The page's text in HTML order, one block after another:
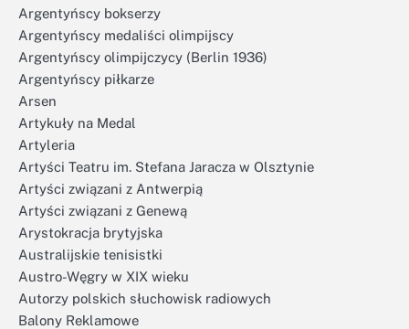
Argentyńscy bokserzy
Argentyńscy medaliści olimpijscy
Argentyńscy olimpijczycy (Berlin 1936)
Argentyńscy piłkarze
Arsen
Artykuły na Medal
Artyleria
Artyści Teatru im. Stefana Jaracza w Olsztynie
Artyści związani z Antwerpią
Artyści związani z Genewą
Arystokracja brytyjska
Australijskie tenisistki
Austro-Węgry w XIX wieku
Autorzy polskich słuchowisk radiowych
Balony Reklamowe